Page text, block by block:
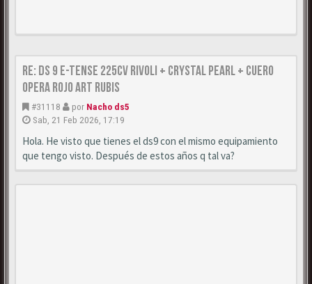
Re: DS 9 E-Tense 225cv Rivoli + Crystal Pearl + Cuero
Opera Rojo Art Rubis
#31118 por Nacho ds5
Sab, 21 Feb 2026, 17:19
Hola. He visto que tienes el ds9 con el mismo equipamiento
que tengo visto. Después de estos años q tal va?